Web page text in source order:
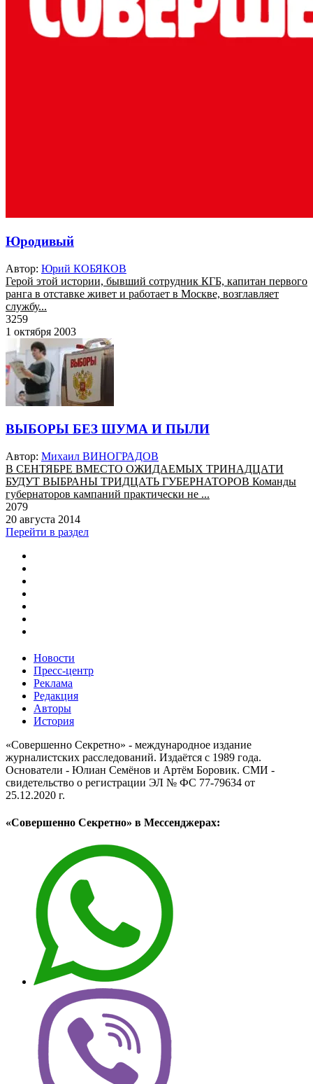
Юродивый
Автор: Юрий КОБЯКОВ
Герой этой истории, бывший сотрудник КГБ, капитан первого
ранга в отставке живет и работает в Москве, возглавляет
службу...
3259
1 октября 2003
ВЫБОРЫ БЕЗ ШУМА И ПЫЛИ
Автор: Михаил ВИНОГРАДОВ
В СЕНТЯБРЕ ВМЕСТО ОЖИДАЕМЫХ ТРИНАДЦАТИ
БУДУТ ВЫБРАНЫ ТРИДЦАТЬ ГУБЕРНАТОРОВ Команды
губернаторов кампаний практически не ...
2079
20 августа 2014
Перейти в раздел
Новости
Пресс-центр
Реклама
Редакция
Авторы
История
«Совершенно Секретно» - международное издание
журналистских расследований. Издаётся с 1989 года.
Основатели - Юлиан Семёнов и Артём Боровик. CМИ -
свидетельство о регистрации ЭЛ № ФС 77-79634 от
25.12.2020 г.
«Совершенно Секретно» в Мессенджерах: